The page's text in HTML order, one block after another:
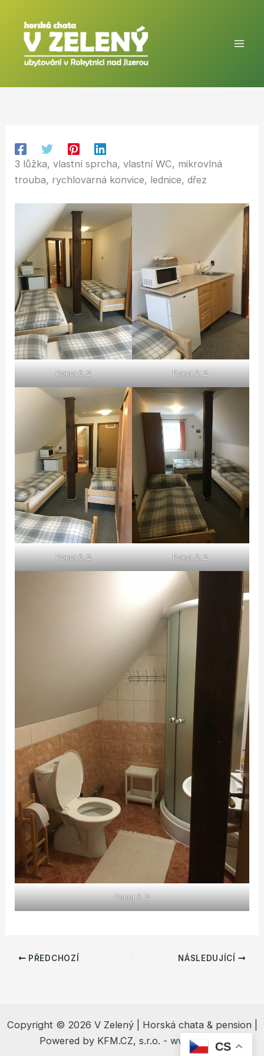
obsah
3 lůžka, vlastní sprcha, vlastní WC, mikrovlná
trouba, rychlovarná konvice, lednice, dřez
Pokoj č. 2 Pokoj č. 2
Pokoj č. 2 Pokoj č. 2
Pokoj č. 2
PŘEDCHOZÍ NÁSLEDUJÍCÍ
Copyright © 2026 V Zelený | Horská chata & pension |
Powered by KFM.CZ, s.r.o. - www.kfm.cz
CS